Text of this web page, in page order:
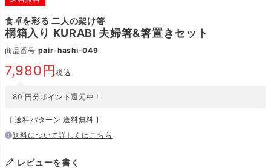
食卓を彩る 二人の架け箸
桐箱入り KURABI 夫婦箸&箸置きセット
商品番号 pair-hashi-049
7,980 税込
80 円分ポイント還元中！
送料パターン 送料無料
送料について詳しくはこちら
レビューを書く